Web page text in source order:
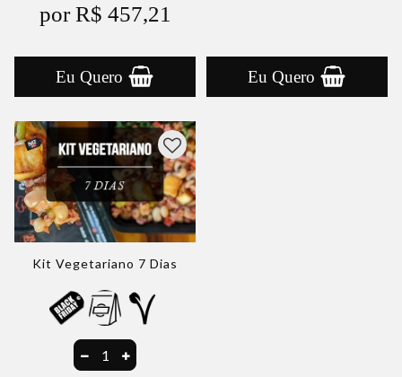
por R$ 457,21
Eu Quero Eu Quero
Kit Vegetariano 7 Dias